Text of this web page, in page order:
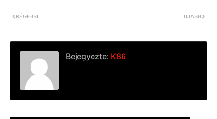
ÚJABB
RÉGEBBI
Bejegyezte: K86